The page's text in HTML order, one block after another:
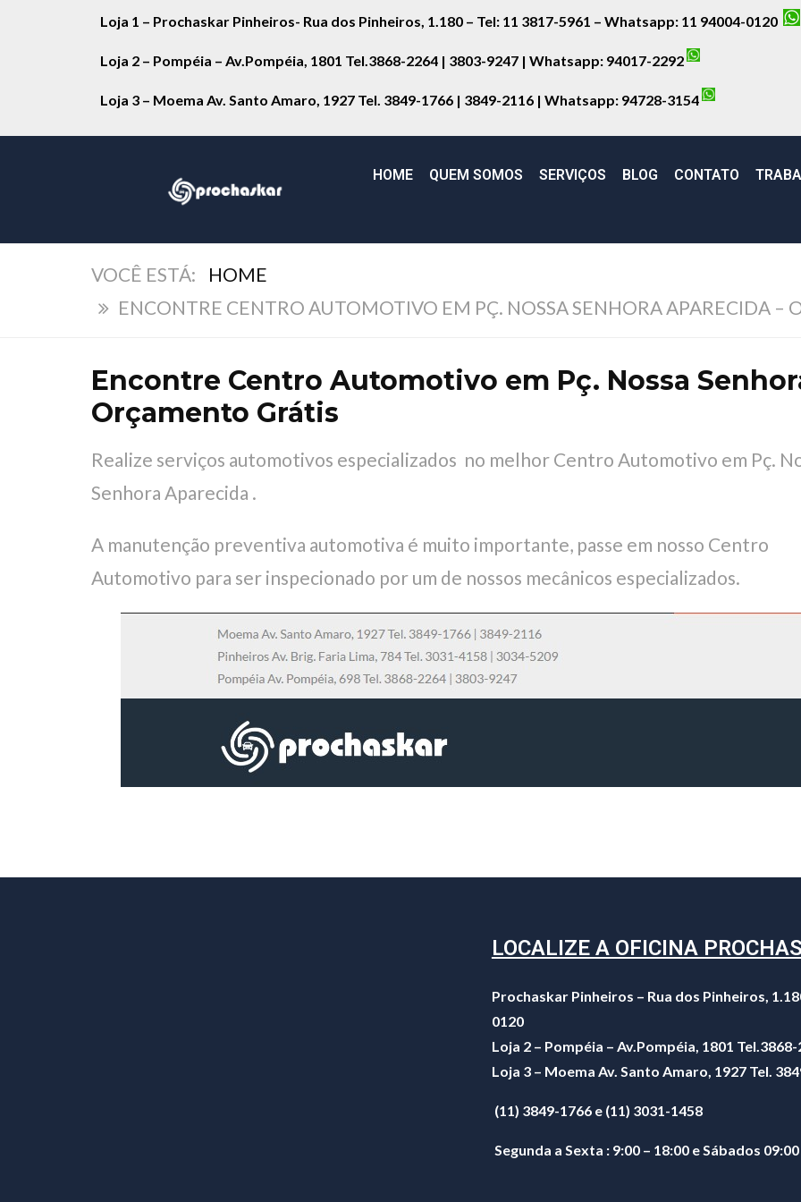
Loja 1 – Prochaskar Pinheiros- Rua dos Pinheiros, 1.180 – Tel: 11 3817-5961 – Whatsapp: 11 94004-0120
Loja 2 – Pompéia – Av.Pompéia, 1801 Tel.3868-2264 | 3803-9247 | Whatsapp: 94017-2292
Loja 3 – Moema Av. Santo Amaro, 1927 Tel. 3849-1766 | 3849-2116 | Whatsapp: 94728-3154
HOME QUEM SOMOS SERVIÇOS BLOG CONTATO
HOME
ENCONTRE CENTRO AUTOMOTIVO EM PÇ. NOSSA SENHORA APARECIDA –
Encontre Centro Automotivo em Pç. Nossa
Orçamento Grátis
Realize serviços automotivos especializados no melhor Centro Automotivo em Pç.
Senhora Aparecida .
A manutenção preventiva automotiva é muito importante, passe em nosso Centro
Automotivo para ser inspecionado por um de nossos mecânicos especializados.
LOCALIZE A OFICINA
Prochaskar Pinheiros – Rua dos Pinheiros,
0120
Loja 2 – Pompéia – Av.Pompéia, 1801
Loja 3 – Moema Av. Santo Amaro, 1927 Tel.
(11) 3849-1766 e (11) 3031-1458
Segunda a Sexta : 9:00 – 18:00 e Sábados